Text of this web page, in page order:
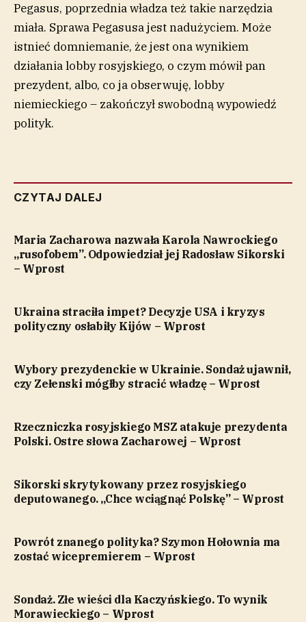
Pegasus, poprzednia władza też takie narzędzia
miała. Sprawa Pegasusa jest nadużyciem. Może
istnieć domniemanie, że jest ona wynikiem
działania lobby rosyjskiego, o czym mówił pan
prezydent, albo, co ja obserwuję, lobby
niemieckiego – zakończył swobodną wypowiedź
polityk.
CZYTAJ DALEJ
Maria Zacharowa nazwała Karola Nawrockiego
„rusofobem”. Odpowiedział jej Radosław Sikorski
– Wprost
Ukraina straciła impet? Decyzje USA i kryzys
polityczny osłabiły Kijów – Wprost
Wybory prezydenckie w Ukrainie. Sondaż ujawnił,
czy Zełenski mógłby stracić władzę – Wprost
Rzeczniczka rosyjskiego MSZ atakuje prezydenta
Polski. Ostre słowa Zacharowej – Wprost
Sikorski skrytykowany przez rosyjskiego
deputowanego. „Chce wciągnąć Polskę” – Wprost
Powrót znanego polityka? Szymon Hołownia ma
zostać wicepremierem – Wprost
Sondaż. Złe wieści dla Kaczyńskiego. To wynik
Morawieckiego – Wprost